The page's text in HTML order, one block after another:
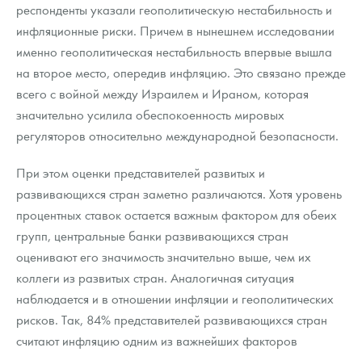
респонденты указали геополитическую нестабильность и
инфляционные риски. Причем в нынешнем исследовании
именно геополитическая нестабильность впервые вышла
на второе место, опередив инфляцию. Это связано прежде
всего с войной между Израилем и Ираном, которая
значительно усилила обеспокоенность мировых
регуляторов относительно международной безопасности.
При этом оценки представителей развитых и
развивающихся стран заметно различаются. Хотя уровень
процентных ставок остается важным фактором для обеих
групп, центральные банки развивающихся стран
оценивают его значимость значительно выше, чем их
коллеги из развитых стран. Аналогичная ситуация
наблюдается и в отношении инфляции и геополитических
рисков. Так, 84% представителей развивающихся стран
считают инфляцию одним из важнейших факторов